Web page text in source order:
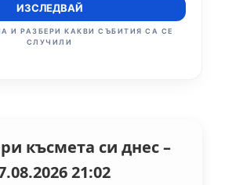
ИЗСЛЕДВАЙ
И РАЗБЕРИ КАКВИ СЪБИТИЯ СА СЕ
СЛУЧИЛИ
късмета си днес –
21:02